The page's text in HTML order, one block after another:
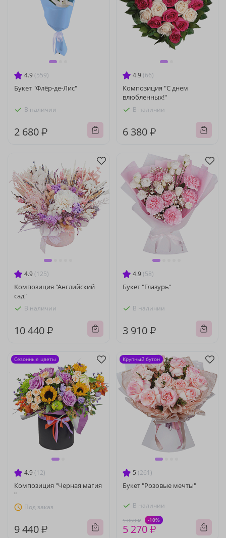
4.9 (559)
Букет "Флёр-де-Лис"
В наличии
2 680 ₽
4.9 (66)
Композиция "С днем
влюбленных!"
В наличии
6 380 ₽
4.9 (125)
Композиция "Английский
сад"
В наличии
10 440 ₽
4.9 (58)
Букет "Глазурь"
В наличии
3 910 ₽
4.9 (12)
Композиция "Черная магия
"
Под заказ
9 440 ₽
Сезонные цветы
5 (261)
Букет "Розовые мечты"
В наличии
5 860 ₽ -10%
5 270 ₽
Крупный бутон